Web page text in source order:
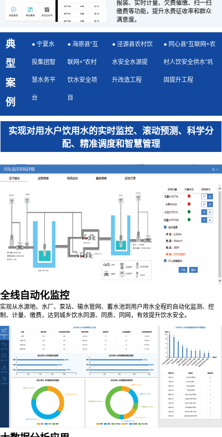
报装、实时计量、欠费催缴、 扫一扫
缴费等功能，提升水费征收率和群众
满意度。
典
型
案
例
● 宁夏水
投集团智
慧水务平
台
● 海原县“互
联网+”农村
饮水安全项
目
● 泾源县农村饮
水安全水源提
升改造工程
● 同心县“互联网+农
村人饮安全供水”巩
固提升工程
实现对用水户饮用水的实时监控、滚动预测、科学分
配、精准调度和智慧管理
全线自动化监控
实现从水源地、水厂、泵站、输水管网、蓄水池到用户用水全程的自动化监测、控
制、计量、缴费，达到城乡饮水同源、同质、同网，有效提升饮水安全。